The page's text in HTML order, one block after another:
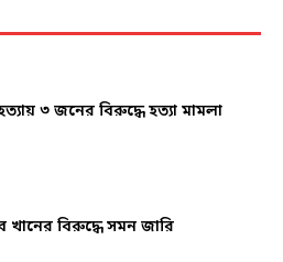
৩ জনের বিরুদ্ধে হত্যা মামলা
খানের বিরুদ্ধে সমন জারি